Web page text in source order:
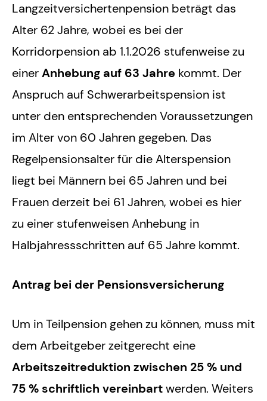
Langzeitversichertenpension beträgt das
Alter 62 Jahre, wobei es bei der
Korridorpension ab 1.1.2026 stufenweise zu
einerAnhebung auf 63 Jahre kommt. Der
Anspruch auf Schwerarbeitspension ist
unter den entsprechenden Voraussetzungen
im Alter von 60 Jahren gegeben. Das
Regelpensionsalter für die Alterspension
liegt bei Männern bei 65 Jahren und bei
Frauen derzeit bei 61 Jahren, wobei es hier
zu einer stufenweisen Anhebung in
Halbjahressschritten auf 65 Jahre kommt.
Antrag bei der Pensionsversicherung
Um in Teilpension gehen zu können, muss mit
dem Arbeitgeber zeitgerecht eine
Arbeitszeitreduktion zwischen 25 % und
75 % schriftlich vereinbartwerden. Weiters